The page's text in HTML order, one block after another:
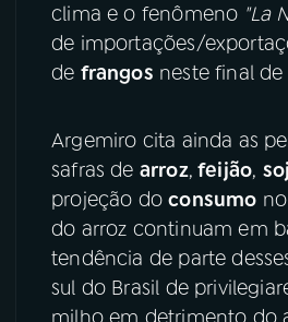
08FESTIVAL DE MÚSICA
ACOMPANHE A RÁDIO NACIONAL
YouTube
TikTok
clima e o fenômeno "La
de importações/
de frangos neste final
Argemiro cita ainda as
safras de arroz, feijão,
projeção doconsumo
do arroz continuam em
tendência de parte
sul do Brasil de